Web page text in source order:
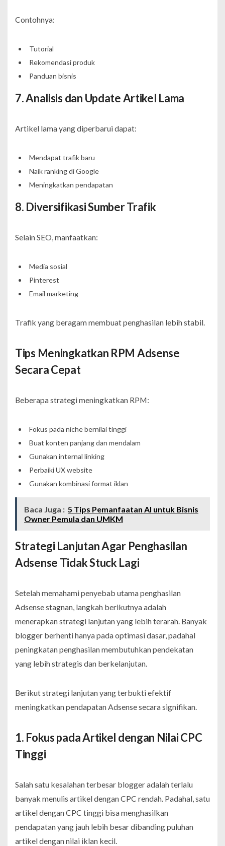
Contohnya:
Tutorial
Rekomendasi produk
Panduan bisnis
7. Analisis dan Update Artikel Lama
Artikel lama yang diperbarui dapat:
Mendapat trafik baru
Naik ranking di Google
Meningkatkan pendapatan
8. Diversifikasi Sumber Trafik
Selain SEO, manfaatkan:
Media sosial
Pinterest
Email marketing
Trafik yang beragam membuat penghasilan lebih stabil.
Tips Meningkatkan RPM Adsense
Secara Cepat
Beberapa strategi meningkatkan RPM:
Fokus pada niche bernilai tinggi
Buat konten panjang dan mendalam
Gunakan internal linking
Perbaiki UX website
Gunakan kombinasi format iklan
Baca Juga : 5 Tips Pemanfaatan AI untuk Bisnis
Owner Pemula dan UMKM
Strategi Lanjutan Agar Penghasilan
Adsense Tidak Stuck Lagi
Setelah memahami penyebab utama penghasilan
Adsense stagnan, langkah berikutnya adalah
menerapkan strategi lanjutan yang lebih terarah. Banyak
blogger berhenti hanya pada optimasi dasar, padahal
peningkatan penghasilan membutuhkan pendekatan
yang lebih strategis dan berkelanjutan.
Berikut strategi lanjutan yang terbukti efektif
meningkatkan pendapatan Adsense secara signifikan.
1. Fokus pada Artikel dengan Nilai CPC
Tinggi
Salah satu kesalahan terbesar blogger adalah terlalu
banyak menulis artikel dengan CPC rendah. Padahal, satu
artikel dengan CPC tinggi bisa menghasilkan
pendapatan yang jauh lebih besar dibanding puluhan
artikel dengan nilai iklan kecil.